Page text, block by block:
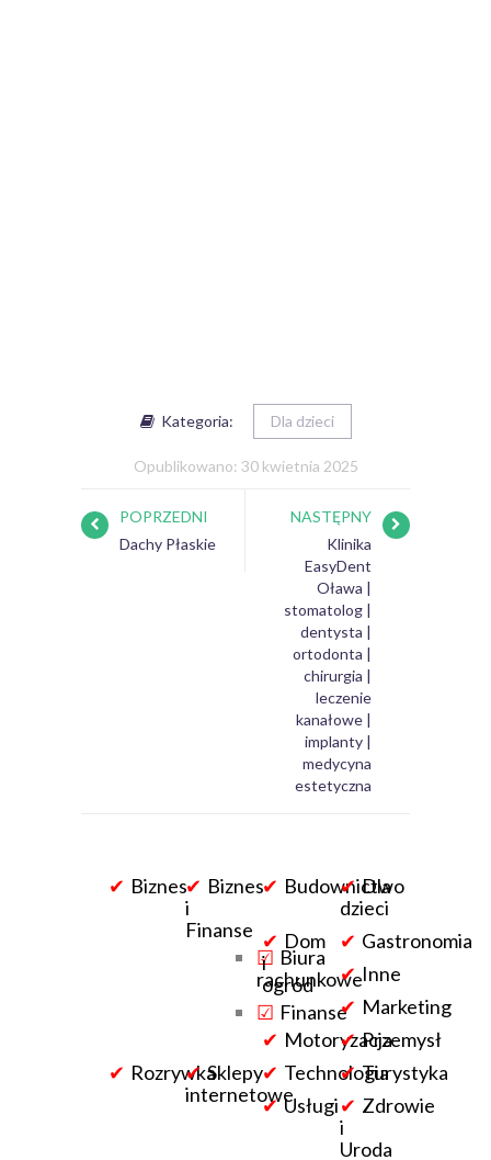
Kategoria: Dla dzieci
Opublikowano: 30 kwietnia 2025
POPRZEDNI
Dachy Płaskie
NASTĘPNY
Klinika
EasyDent
Oława |
stomatolog |
dentysta |
ortodonta |
chirurgia |
leczenie
kanałowe |
implanty |
medycyna
estetyczna
Biznes
Biznes
i
Finanse
Biura
rachunkowe
Finanse
Budownictwo
Dla
dzieci
Dom
i
ogród
Gastronomia
Inne
Marketing
MotoryzacjaPrzemysł
RozrywkaSklepy
internetowe
TechnologiaTurystyka
Usługi
Zdrowie
i
Uroda